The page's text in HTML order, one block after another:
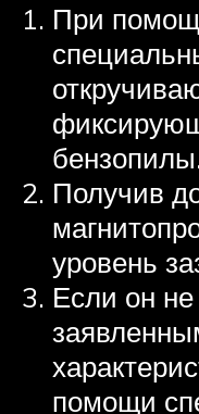
При
Получив
уровень
Если он не
помощи